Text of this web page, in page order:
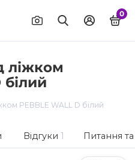
0
ліжком
білий
PEBBLE WALL D білий
Відгуки 1 Питання та